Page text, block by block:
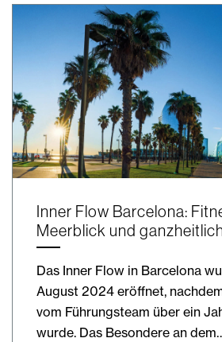
Inner Flow Barcelona:
Meerblick und
Das Inner Flow in Barcelona
August 2024 eröffnet,
vom Führungsteam über ein
wurde. Das Besondere an